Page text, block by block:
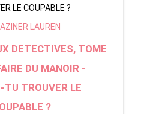
LAUREN
DETECTIVES, TOME
DU MANOIR -
TU TROUVER LE
?